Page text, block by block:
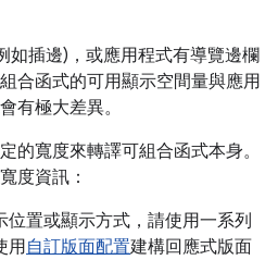
如插邊)，或應用程式有導覽邊欄
合函式的可用顯示空間量與應用
有極大差異。
的寬度來轉譯可組合函式本身。
度資訊：
位置或顯示方式 ，請使用一系列
用自訂版面配置建構回應式版面